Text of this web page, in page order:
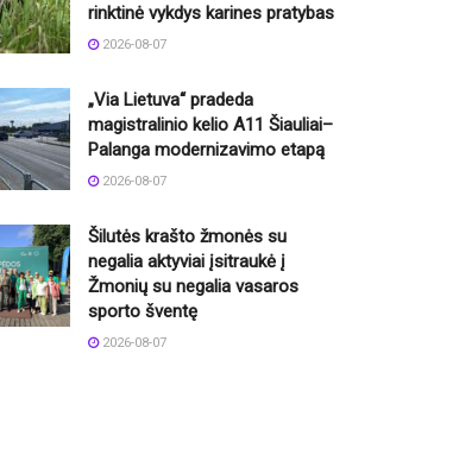
rinktinė vykdys karines pratybas
2026-08-07
„Via Lietuva“ pradeda
magistralinio kelio A11 Šiauliai–
Palanga modernizavimo etapą
2026-08-07
Šilutės krašto žmonės su
negalia aktyviai įsitraukė į
Žmonių su negalia vasaros
sporto šventę
2026-08-07